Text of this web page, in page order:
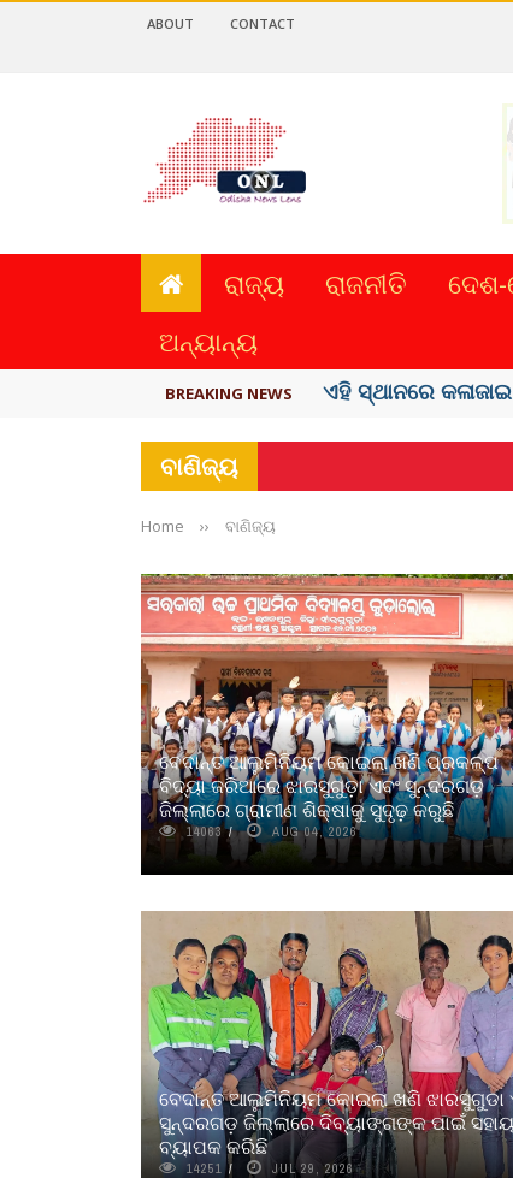
ABOUT CONTACT
ରାଜ୍ୟ ରାଜନୀତି
ଅନ୍ୟାନ୍ୟ
BREAKING NEWS ଦେଶରେ ପ୍ଲାଷ୍ଟିକ୍
ବାଣିଜ୍ୟ
Home ›› ବାଣିଜ୍ୟ
ବେଦାନ୍ତ ଆଲୁମିନିୟମ କୋଇଲା ଖଣି ପ୍ରକଳ୍ପ
ବିଦ୍ୟା ଜରିଆରେ ଝାରସୁଗୁଡ଼ା ଏବଂ ସୁନ୍ଦରଗଡ଼
ଜିଲ୍ଲାରେ ଗ୍ରାମୀଣ ଶିକ୍ଷାକୁ ସୁଦୃଢ଼ କରୁଛି
14063 AUG 04, 2026
ବେଦାନ୍ତ ଆଲୁମିନିୟମ କୋଇଲା ଖଣି ଝାରସୁଗୁଡା
ସୁନ୍ଦରଗଡ଼ ଜିଲ୍ଲାରେ ଦିବ୍ୟାଙ୍ଗଙ୍କ ପାଇଁ
ବ୍ୟାପକ କରିଛି
14251 JUL 29, 2026